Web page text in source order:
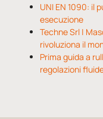
UNI EN 1090: il
esecuzione
Techne Srl |
rivoluziona il
Prima guida a
regolazioni